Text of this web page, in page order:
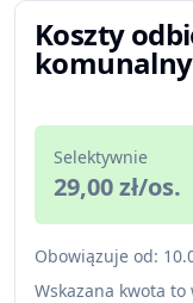
Koszty
Selektywnie
29,00 zł/os.
Obowiązuje od:
Wskazana kwota to